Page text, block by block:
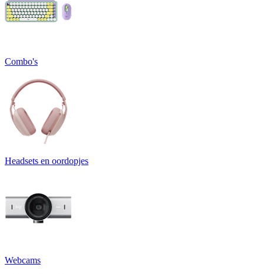
Combo's
Headsets en oordopjes
Webcams